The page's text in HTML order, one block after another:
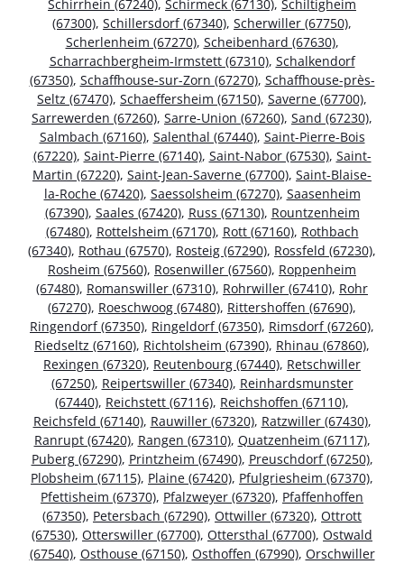
Schirrhein (67240), Schirmeck (67130), Schiltigheim
(67300), Schillersdorf (67340), Scherwiller (67750),
Scherlenheim (67270), Scheibenhard (67630),
Scharrachbergheim-Irmstett (67310), Schalkendorf
(67350), Schaffhouse-sur-Zorn (67270), Schaffhouse-près-
Seltz (67470), Schaeffersheim (67150), Saverne (67700),
Sarrewerden (67260), Sarre-Union (67260), Sand (67230),
Salmbach (67160), Salenthal (67440), Saint-Pierre-Bois
(67220), Saint-Pierre (67140), Saint-Nabor (67530), Saint-
Martin (67220), Saint-Jean-Saverne (67700), Saint-Blaise-
la-Roche (67420), Saessolsheim (67270), Saasenheim
(67390), Saales (67420), Russ (67130), Rountzenheim
(67480), Rottelsheim (67170), Rott (67160), Rothbach
(67340), Rothau (67570), Rosteig (67290), Rossfeld (67230),
Rosheim (67560), Rosenwiller (67560), Roppenheim
(67480), Romanswiller (67310), Rohrwiller (67410), Rohr
(67270), Roeschwoog (67480), Rittershoffen (67690),
Ringendorf (67350), Ringeldorf (67350), Rimsdorf (67260),
Riedseltz (67160), Richtolsheim (67390), Rhinau (67860),
Rexingen (67320), Reutenbourg (67440), Retschwiller
(67250), Reipertswiller (67340), Reinhardsmunster
(67440), Reichstett (67116), Reichshoffen (67110),
Reichsfeld (67140), Rauwiller (67320), Ratzwiller (67430),
Ranrupt (67420), Rangen (67310), Quatzenheim (67117),
Puberg (67290), Printzheim (67490), Preuschdorf (67250),
Plobsheim (67115), Plaine (67420), Pfulgriesheim (67370),
Pfettisheim (67370), Pfalzweyer (67320), Pfaffenhoffen
(67350), Petersbach (67290), Ottwiller (67320), Ottrott
(67530), Otterswiller (67700), Ottersthal (67700), Ostwald
(67540), Osthouse (67150), Osthoffen (67990), Orschwiller